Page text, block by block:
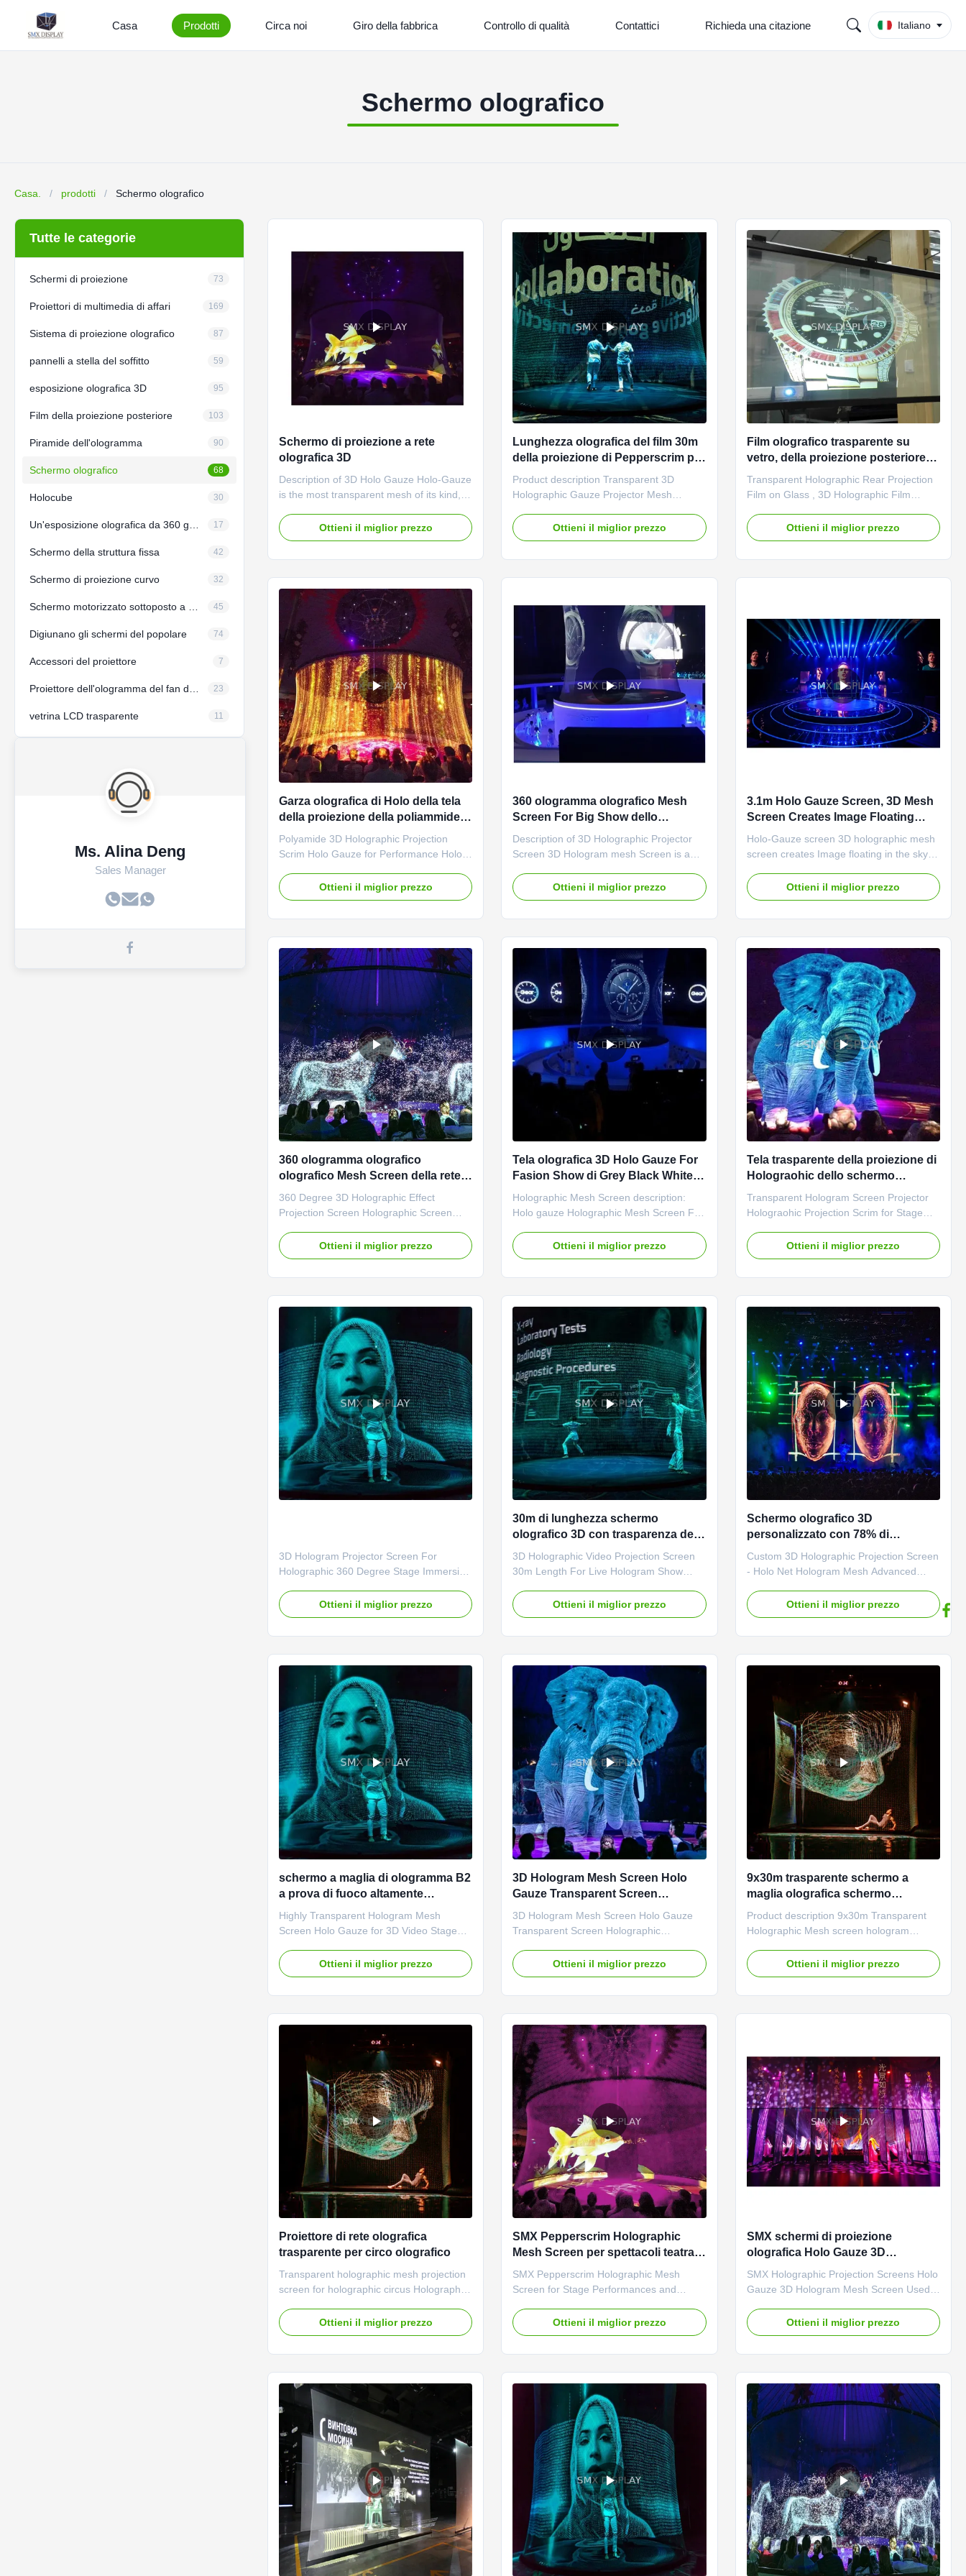
Casa Prodotti Circa noi Giro della fabbrica Controllo di qualità Contattici Richieda una citazione Italiano
Schermo olografico
Casa. / prodotti / Schermo olografico
Tutte le categorie
Schermi di proiezione 73
Proiettori di multimedia di affari 169
Sistema di proiezione olografico 87
pannelli a stella del soffitto 59
esposizione olografica 3D 95
Film della proiezione posteriore 103
Piramide dell'ologramma 90
Schermo olografico 68
Holocube 30
17
Schermo della struttura fissa 42
Schermo di proiezione curvo 32
45
Digiunano gli schermi del popolare 74
Accessori del proiettore 7
23
vetrina LCD trasparente 11
Ms. Alina Deng
Sales Manager
Schermo di proiezione a rete
olografica 3D
Description of 3D Holo Gauze Holo-Gauze
is the most transparent mesh of its kind, in
accidently walked into it on stage! Holo-
Gauze retains polarization of light to work
Ottieni il miglior prezzo
Lunghezza olografica del film 30m
della proiezione di Pepperscrim per
la pubblicità all'aperto
Product description Transparent 3D
Holographic Gauze Projector Mesh
solution for live events, allowing
participants to make presentations behind
Ottieni il miglior prezzo
Film olografico trasparente su
vetro, della proiezione posteriore
film olografico 3D
Transparent Holographic Rear Projection
Film on Glass , 3D Holographic Film
creates a high-definition image to allow
viewing audience to experience a vivid
Ottieni il miglior prezzo
Garza olografica di Holo della tela
della proiezione della poliammide
3D per la prestazione
Polyamide 3D Holographic Projection
Scrim Holo Gauze for Performance Holo
netting that provides a simple and cost-
effective way to create video holograms
Ottieni il miglior prezzo
360 ologramma olografico Mesh
Screen For Big Show dello
schermo del proiettore di grado 3D
Description of 3D Holographic Projector
Screen 3D Hologram mesh Screen is a
used for the holographic wedding,
holographic music concert
Ottieni il miglior prezzo
3.1m Holo Gauze Screen, 3D Mesh
Screen Creates Image Floating
olografico nel cielo
Holo-Gauze screen 3D holographic mesh
screen creates Image floating in the sky
development in large-scale 3D hologram
effects.A patent pending front projection
Ottieni il miglior prezzo
360 ologramma olografico
olografico Mesh Screen della rete
della proiezione dello schermo
dello schermo di proiezione di
360 Degree 3D Holographic Effect
Projection Screen Holographic Screen
Description: Imagine a hologram that
looks so real that 3D objects appear to
Ottieni il miglior prezzo
Tela olografica 3D Holo Gauze For
Fasion Show di Grey Black White
3D
Holographic Mesh Screen description:
Holo gauze Holographic Mesh Screen For
a kind of new projection screen. It is
widely used for the holographic wedding,
Ottieni il miglior prezzo
Tela trasparente della proiezione di
Holograohic dello schermo
dell'ologramma del proiettore per la
manifestazione della fase
Transparent Hologram Screen Projector
Holograohic Projection Scrim for Stage
Hologram Screen Material Polyamide
Projection type Front and Rear Projection
Ottieni il miglior prezzo
3D Hologram Projector Screen For
Holographic 360 Degree Stage Immersive
transparent and extra-wide gauze for
large scale hologram effects. Imagine a
Ottieni il miglior prezzo
30m di lunghezza schermo
olografico 3D con trasparenza del
78% e classe B2 a prova di fuoco
per gli spettacoli di ologrammi dal
3D Holographic Video Projection Screen
30m Length For Live Hologram Show
holographic video projection screen
designed for live hologram projection
Ottieni il miglior prezzo
Schermo olografico 3D
personalizzato con 78% di
trasmittanza, 7m di larghezza e 30m
di lunghezza per spettacoli teatrali
Custom 3D Holographic Projection Screen
- Holo Net Hologram Mesh Advanced
for creating stunning 3D stage shows with
floating visual effects. What is Holo Gauze
Ottieni il miglior prezzo
schermo a maglia di ologramma B2
a prova di fuoco altamente
trasparente con una trasmissione
del 78% per spettacoli teatrali 3D
Highly Transparent Hologram Mesh
Screen Holo Gauze for 3D Video Stage
Gauze - Advanced Holographic Mesh Net
for Professional Stage Productions Holo
Ottieni il miglior prezzo
3D Hologram Mesh Screen Holo
Gauze Transparent Screen
Holographic Projection for Stage
Show
3D Hologram Mesh Screen Holo Gauze
Transparent Screen Holographic
Gauze Screen is the perfect solution for
live events, allowing participants to make
Ottieni il miglior prezzo
9x30m trasparente schermo a
maglia olografica schermo
proiettore ologramma per eventi
dal vivo
Product description 9x30m Transparent
Holographic Mesh screen hologram
mesh screen is a High transparent and
seamless gauze screen material for large
Ottieni il miglior prezzo
Proiettore di rete olografica
trasparente per circo olografico
Transparent holographic mesh projection
screen for holographic circus Holographic
Holographic Mesh Screen For Live show
Holo-Gauze is the most transparent mesh
Ottieni il miglior prezzo
SMX Pepperscrim Holographic
Mesh Screen per spettacoli teatrali
e presentazioni
SMX Pepperscrim Holographic Mesh
Screen for Stage Performances and
solution for live events, allowing
participants to make presentations behind
Ottieni il miglior prezzo
SMX schermi di proiezione
olografica Holo Gauze 3D
Hologram Mesh Screen utilizzato
per le mostre di matrimonio sul
SMX Holographic Projection Screens Holo
Gauze 3D Hologram Mesh Screen Used
hologram that looks so real that 3D
objects appear to float in mid-air or
Ottieni il miglior prezzo